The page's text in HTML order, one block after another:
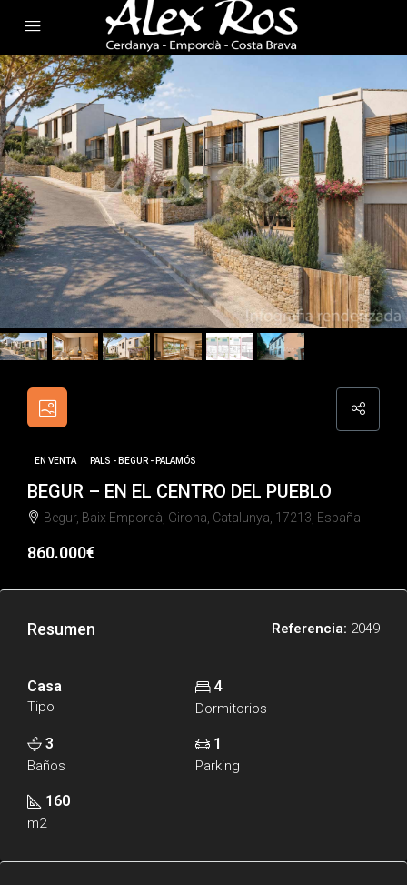
EN VENTA PALS - BEGUR - PALAMÓS
BEGUR – EN EL CENTRO DEL PUEBLO
Begur, Baix Empordà, Girona, Catalunya, 17213, España
860.000€
Resumen Referencia: 2049
Casa
Tipo
4
Dormitorios
3
Baños
1
Parking
160
m2